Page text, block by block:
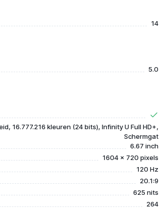
14
5.0
16.777.216 kleuren (24 bits), Infinity U Full HD+,
Schermgat
6.67 inch
1604 x 720 pixels
120 Hz
20.1:9
625 nits
264